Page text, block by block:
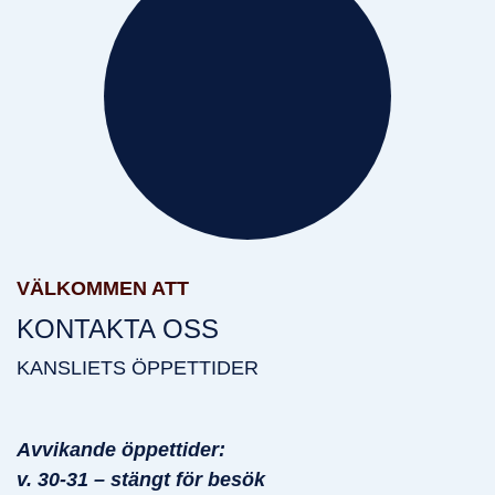
Välkommen att
VÄLKOMMEN ATT
KONTAKTA OSS
KANSLIETS ÖPPETTIDER
Avvikande öppettider:
v. 30-31 – stängt för besök